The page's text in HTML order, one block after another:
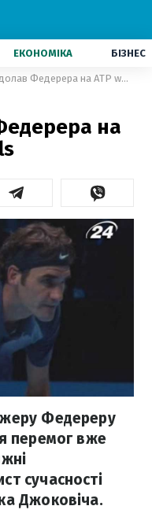
ЕКОНОМІКА БІЗНЕС
Джоковіч здолав Федерера на АTP world tour finals
на
Федереру
перемог вже
сучасності
Джоковіча.